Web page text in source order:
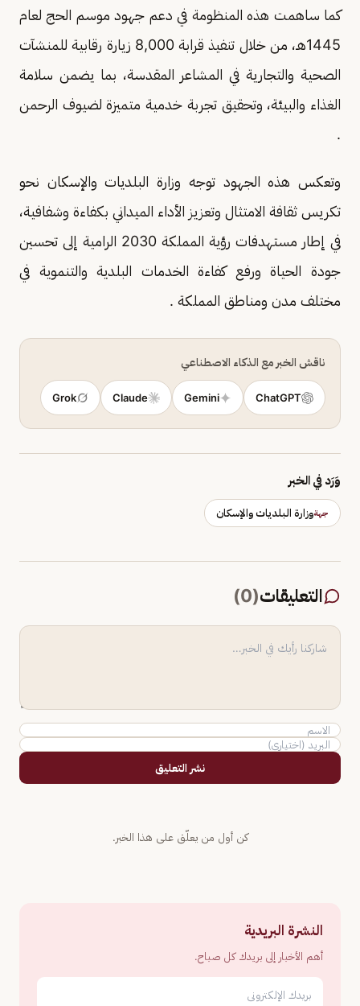
كما ساهمت هذه المنظومة في دعم جهود موسم الحج لعام
1445هـ، من خلال تنفيذ قرابة 8,000 زيارة رقابية للمنشآت
الصحية والتجارية في المشاعر المقدسة، بما يضمن سلامة
الغذاء والبيئة، وتحقيق تجربة خدمية متميزة لضيوف الرحمن
.
وتعكس هذه الجهود توجه وزارة البلديات والإسكان نحو
تكريس ثقافة الامتثال وتعزيز الأداء الميداني بكفاءة وشفافية،
في إطار مستهدفات رؤية المملكة 2030 الرامية إلى تحسين
جودة الحياة ورفع كفاءة الخدمات البلدية والتنموية في
مختلف مدن ومناطق المملكة .
ناقش الخبر مع الذكاء الاصطناعي
ChatGPT
Gemini
Claude
Grok
وَرَد في الخبر
جهةوزارة البلديات والإسكان
التعليقات(
0
)
نشر التعليق
كن أول من يعلّق على هذا الخبر.
النشرة البريدية
أهم الأخبار إلى بريدك كل صباح.